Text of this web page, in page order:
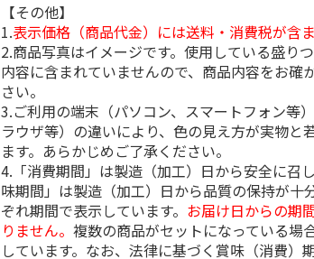
【その他】
1.表示価格（商品代金）には送料・消費税が含ま
2.商品写真はイメージです。使用している盛り
内容に含まれていませんので、商品内容をお確
さい。
3.ご利用の端末（パソコン、スマートフォン等
ラウザ等）の違いにより、色の見え方が実物と
ます。あらかじめご了承ください。
4.「消費期間」は製造（加工）日から安全に召
味期間」は製造（加工）日から品質の保持が十
ぞれ期間で表示しています。 お届け日からの期
りません。複数の商品がセットになっている場
しています。なお、法律に基づく賞味（消費）